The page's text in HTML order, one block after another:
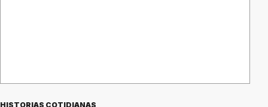
HISTORIAS COTIDIANAS